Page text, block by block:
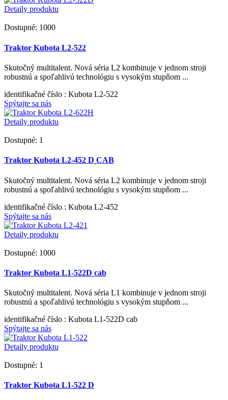
Detaily produktu
Dostupné: 1000
Traktor Kubota L2-522
Skutočný multitalent. Nová séria L2 kombinuje v jednom stroji
robustnú a spoľahlivú technológiu s vysokým stupňom ...
identifikačné číslo : Kubota L2-522
Spýtajte sa nás
Detaily produktu
Dostupné: 1
Traktor Kubota L2-452 D CAB
Skutočný multitalent. Nová séria L2 kombinuje v jednom stroji
robustnú a spoľahlivú technológiu s vysokým stupňom ...
identifikačné číslo : Kubota L2-452
Spýtajte sa nás
Detaily produktu
Dostupné: 1000
Traktor Kubota L1-522D cab
Skutočný multitalent. Nová séria L1 kombinuje v jednom stroji
robustnú a spoľahlivú technológiu s vysokým stupňom ...
identifikačné číslo : Kubota L1-522D cab
Spýtajte sa nás
Detaily produktu
Dostupné: 1
Traktor Kubota L1-522 D